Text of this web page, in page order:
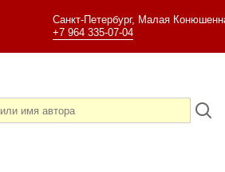
Санкт-Петербург, Малая
+7 964 335-07-04